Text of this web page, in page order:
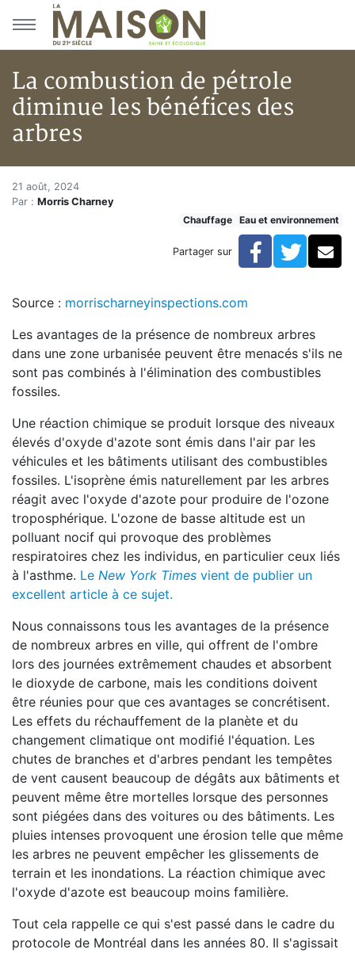
Aller au menu principal
Aller au contenu principal
La combustion de pétrole
diminue les bénéfices des
arbres
Accueil
Articles
La combustion de pétrole diminue les bénéfices des
La combustion de pétrole
21 août, 2024
Par : Morris Charney
Chauffage
Eau et environnement
Partager sur Facebook
Source : morrischarneyinspections.com
Les avantages de la présence de nombreux arbres
dans une zone urbanisée peuvent être menacés s'ils ne
sont pas combinés à l'élimination des combustibles
fossiles.
Une réaction chimique se produit lorsque des niveaux
élevés d'oxyde d'azote sont émis dans l'air par les
véhicules et les bâtiments utilisant des combustibles
fossiles. L'isoprène émis naturellement par les arbres
réagit avec l'oxyde d'azote pour produire de l'ozone
troposphérique. L'ozone de basse altitude est un
polluant nocif qui provoque des problèmes
respiratoires chez les individus, en particulier ceux liés
à l'asthme. Le New York Times vient de publier un
excellent article à ce sujet.
Nous connaissons tous les avantages de la présence
de nombreux arbres en ville, qui offrent de l'ombre
lors des journées extrêmement chaudes et absorbent
le dioxyde de carbone, mais les conditions doivent
être réunies pour que ces avantages se concrétisent.
Les effets du réchauffement de la planète et du
changement climatique ont modifié l'équation. Les
chutes de branches et d'arbres pendant les tempêtes
de vent causent beaucoup de dégâts aux bâtiments et
peuvent même être mortelles lorsque des personnes
sont piégées dans des voitures ou des bâtiments. Les
pluies intenses provoquent une érosion telle que même
les arbres ne peuvent empêcher les glissements de
terrain et les inondations. La réaction chimique avec
l'oxyde d'azote est beaucoup moins familière.
Tout cela rappelle ce qui s'est passé dans le cadre du
protocole de Montréal dans les années 80. Il s'agissait